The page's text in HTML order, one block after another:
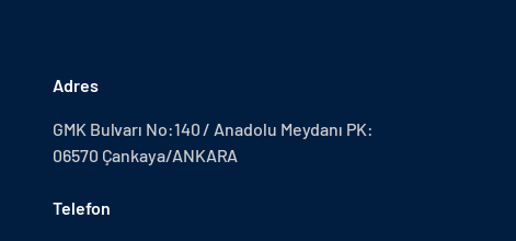
Adres
GMK Bulvarı No:140 / Anadolu Meydanı PK:
06570 Çankaya/ANKARA
Telefon